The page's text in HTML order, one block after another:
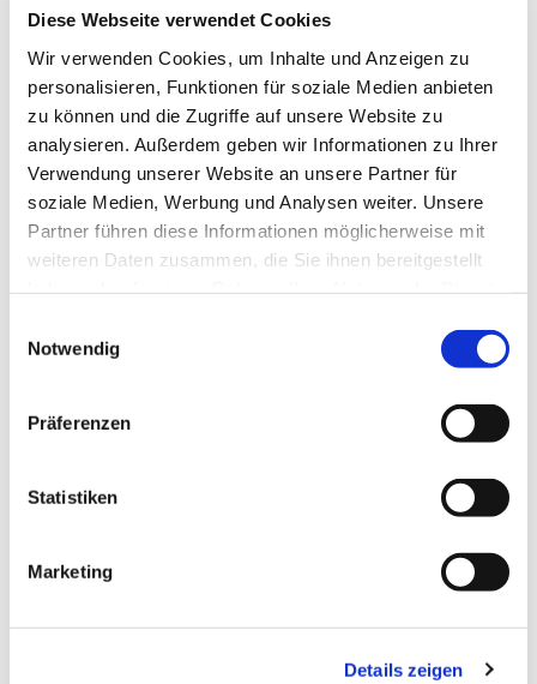
Diese Webseite verwendet Cookies
Wir verwenden Cookies, um Inhalte und Anzeigen zu
personalisieren, Funktionen für soziale Medien anbieten
zu können und die Zugriffe auf unsere Website zu
analysieren. Außerdem geben wir Informationen zu Ihrer
Verwendung unserer Website an unsere Partner für
soziale Medien, Werbung und Analysen weiter. Unsere
Partner führen diese Informationen möglicherweise mit
weiteren Daten zusammen, die Sie ihnen bereitgestellt
Notwendig
Präferenzen
Statistiken
Marketing
Details zeigen
Postanschrift:
An der Karlstadt 8